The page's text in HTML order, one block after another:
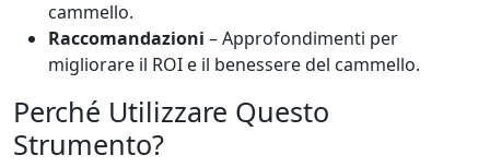
cammello.
Raccomandazioni – Approfondimenti per
migliorare il ROI e il benessere del cammello.
Perché Utilizzare Questo
Strumento?